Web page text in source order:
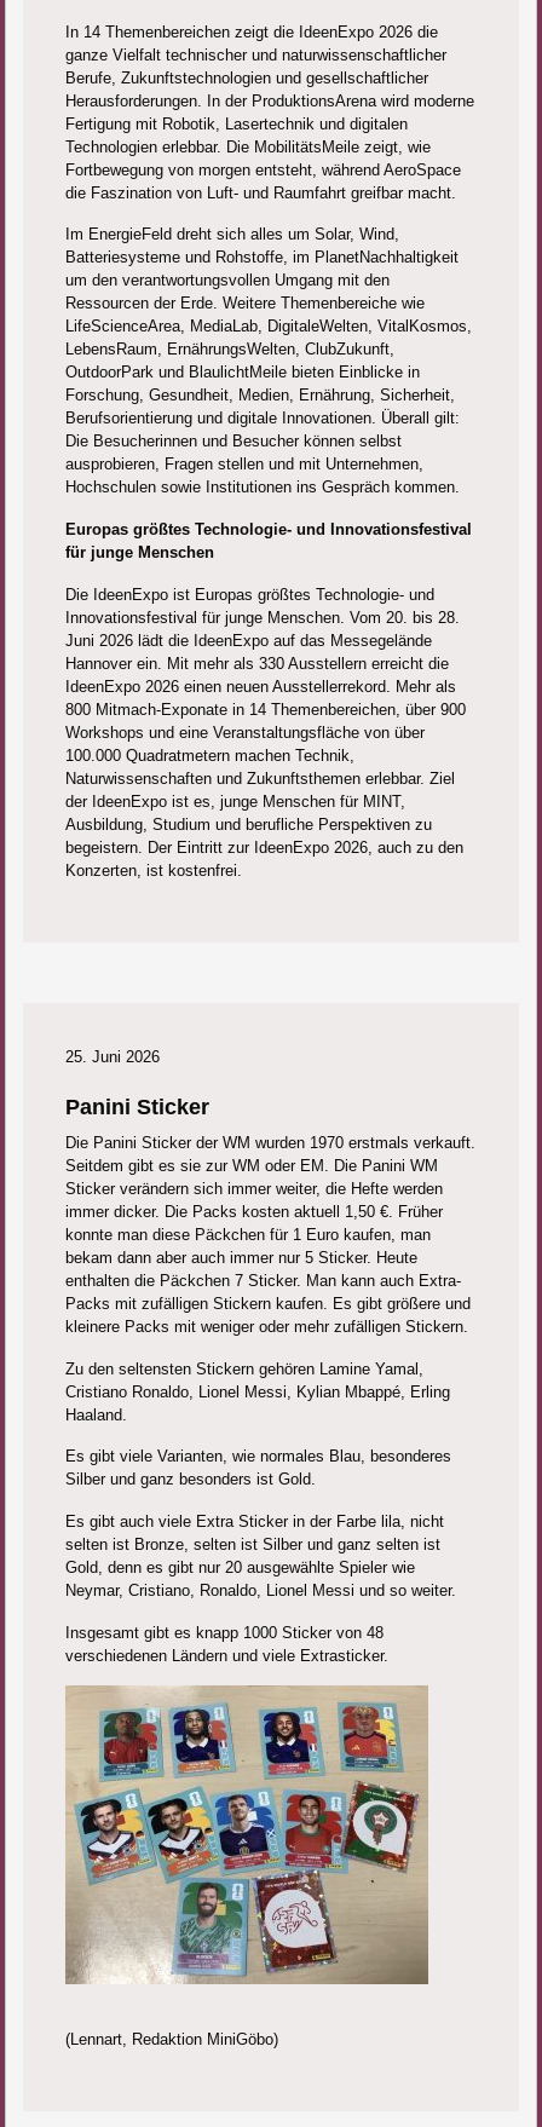
In 14 Themenbereichen zeigt die IdeenExpo 2026 die
ganze Vielfalt technischer und naturwissenschaftlicher
Berufe, Zukunftstechnologien und gesellschaftlicher
Herausforderungen. In der ProduktionsArena wird moderne
Fertigung mit Robotik, Lasertechnik und digitalen
Technologien erlebbar. Die MobilitätsMeile zeigt, wie
Fortbewegung von morgen entsteht, während AeroSpace
die Faszination von Luft- und Raumfahrt greifbar macht.
Im EnergieFeld dreht sich alles um Solar, Wind,
Batteriesysteme und Rohstoffe, im PlanetNachhaltigkeit
um den verantwortungsvollen Umgang mit den
Ressourcen der Erde. Weitere Themenbereiche wie
LifeScienceArea, MediaLab, DigitaleWelten, VitalKosmos,
LebensRaum, ErnährungsWelten, ClubZukunft,
OutdoorPark und BlaulichtMeile bieten Einblicke in
Forschung, Gesundheit, Medien, Ernährung, Sicherheit,
Berufsorientierung und digitale Innovationen. Überall gilt:
Die Besucherinnen und Besucher können selbst
ausprobieren, Fragen stellen und mit Unternehmen,
Hochschulen sowie Institutionen ins Gespräch kommen.
Europas größtes Technologie- und Innovationsfestival
für junge Menschen
Die IdeenExpo ist Europas größtes Technologie- und
Innovationsfestival für junge Menschen. Vom 20. bis 28.
Juni 2026 lädt die IdeenExpo auf das Messegelände
Hannover ein. Mit mehr als 330 Ausstellern erreicht die
IdeenExpo 2026 einen neuen Ausstellerrekord. Mehr als
800 Mitmach-Exponate in 14 Themenbereichen, über 900
Workshops und eine Veranstaltungsfläche von über
100.000 Quadratmetern machen Technik,
Naturwissenschaften und Zukunftsthemen erlebbar. Ziel
der IdeenExpo ist es, junge Menschen für MINT,
Ausbildung, Studium und berufliche Perspektiven zu
begeistern. Der Eintritt zur IdeenExpo 2026, auch zu den
Konzerten, ist kostenfrei.
25. Juni 2026
Panini Sticker
Die Panini Sticker der WM wurden 1970 erstmals verkauft.
Seitdem gibt es sie zur WM oder EM. Die Panini WM
Sticker verändern sich immer weiter, die Hefte werden
immer dicker. Die Packs kosten aktuell 1,50 €. Früher
konnte man diese Päckchen für 1 Euro kaufen, man
bekam dann aber auch immer nur 5 Sticker. Heute
enthalten die Päckchen 7 Sticker. Man kann auch Extra-
Packs mit zufälligen Stickern kaufen. Es gibt größere und
kleinere Packs mit weniger oder mehr zufälligen Stickern.
Zu den seltensten Stickern gehören Lamine Yamal,
Cristiano Ronaldo, Lionel Messi, Kylian Mbappé, Erling
Haaland.
Es gibt viele Varianten, wie normales Blau, besonderes
Silber und ganz besonders ist Gold.
Es gibt auch viele Extra Sticker in der Farbe lila, nicht
selten ist Bronze, selten ist Silber und ganz selten ist
Gold, denn es gibt nur 20 ausgewählte Spieler wie
Neymar, Cristiano, Ronaldo, Lionel Messi und so weiter.
Insgesamt gibt es knapp 1000 Sticker von 48
verschiedenen Ländern und viele Extrasticker.
(Lennart, Redaktion MiniGöbo)